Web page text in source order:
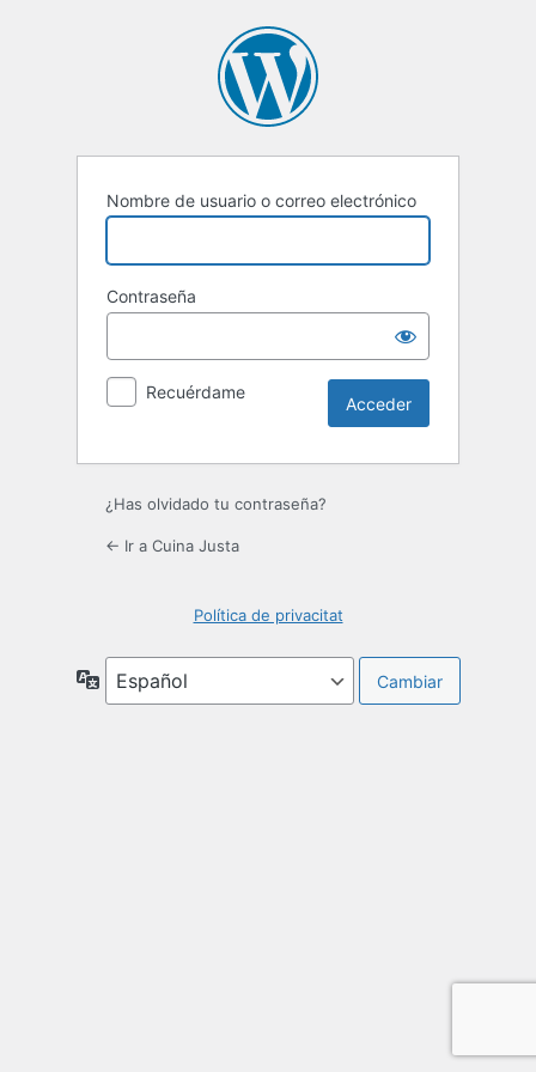
Nombre de usuario o correo electrónico
Contraseña
Recuérdame
¿Has olvidado tu contraseña?
← Ir a Cuina Justa
Política de privacitat
Idioma